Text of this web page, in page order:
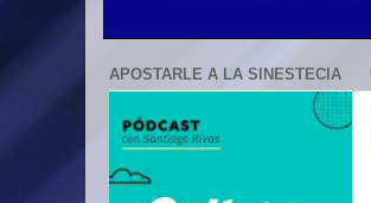
APOSTARLE A LA SINESTECIA